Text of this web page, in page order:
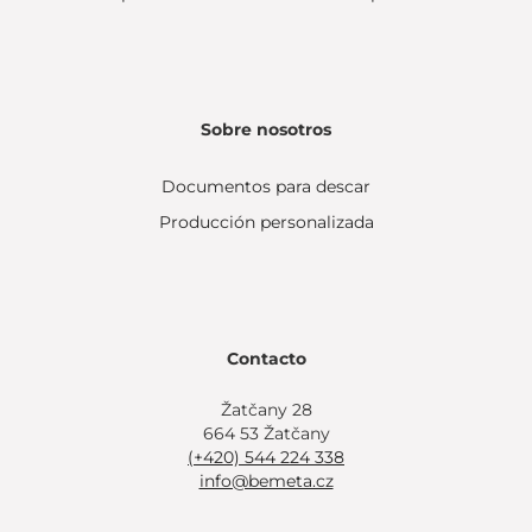
Sobre nosotros
Documentos para descar
Producción personalizada
Contacto
Žatčany 28
664 53 Žatčany
(+420) 544 224 338
info@bemeta.cz